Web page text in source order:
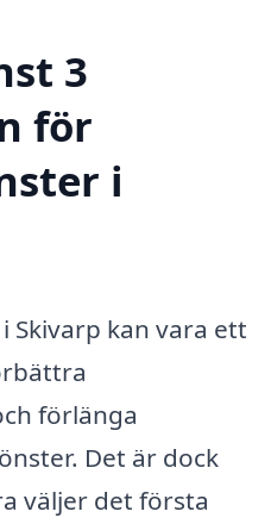
3
för
i
Skivarp kan vara ett
förlänga
Det är dock
väljer det första